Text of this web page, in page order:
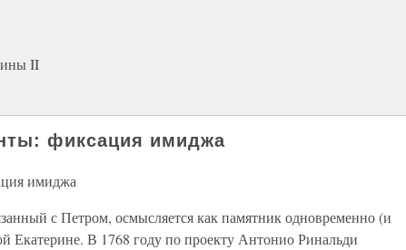
II
фиксация имиджа
имиджа
с Петром, осмысляется как памятник одновременно (и
Екатерине. В 1768 году по проекту Антонио Ринальди